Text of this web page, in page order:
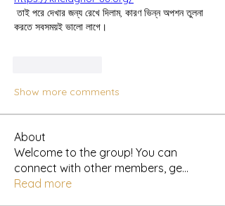
তাই পরে দেখার জন্য রেখে দিলাম, কারণ ভিন্ন অপশন তুলনা
করতে সবসময়ই ভালো লাগে।
Show more comments
About
Welcome to the group! You can
connect with other members, ge...
Read more